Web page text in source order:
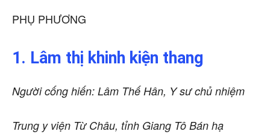
PHỤ PHƯƠNG
1. Lâm thị khinh kiện thang
Người cống hiến: Lâm Thế Hân, Y sư chủ nhiệm
Trung y viện Từ Châu, tỉnh Giang Tô Bán hạ